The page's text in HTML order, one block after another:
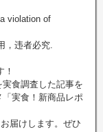
violation of
，违者必究.
食調査した記事を
実食！新商品レポ
届けします。ぜひ